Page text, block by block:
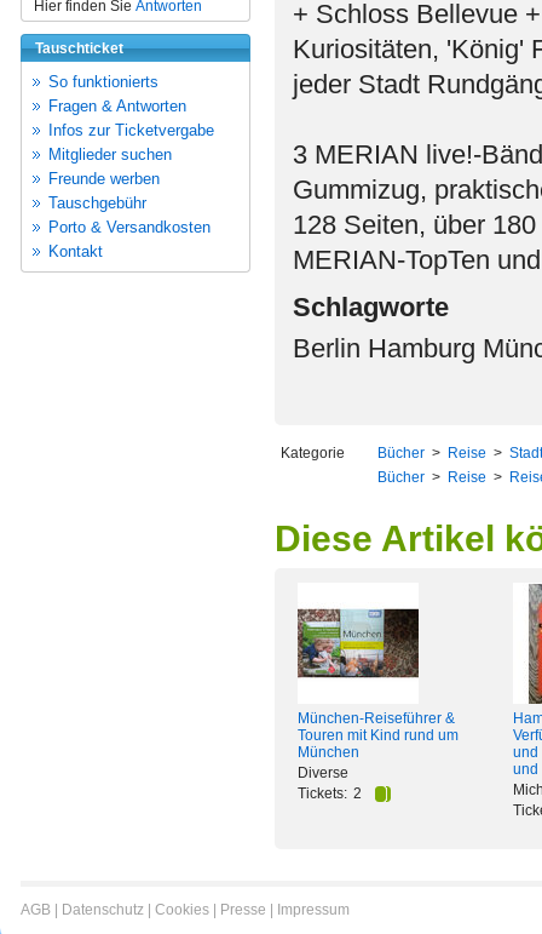
Hier finden Sie Antworten
Tauschticket
So funktionierts
Fragen & Antworten
Infos zur Ticketvergabe
Mitglieder suchen
Freunde werben
Tauschgebühr
Porto & Versandkosten
Kontakt
+ Schloss Bellevue
Kuriositäten, 'König'
jeder Stadt
3 MERIAN live!-
Gummizug,
128 Seiten, über
MERIAN-TopTen
Schlagworte
Berlin Hamburg
Kategorie Bücher > Reise >
Bücher > Reise >
Diese Artikel
München-Reiseführer &
Touren mit Kind rund um
München
Diverse
Tickets: 2
und
und
AGB Datenschutz Cookies Presse Impressum